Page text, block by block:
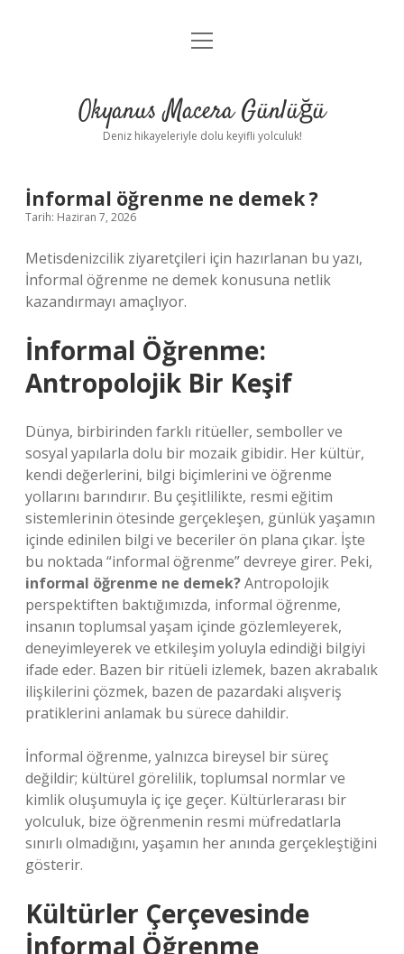
Anasayfa
Yasal Uyarı
menüyü
Okyanus Macera Günlüğü
Deniz hikayeleriyle dolu keyifli yolculuk!
İnformal öğrenme ne demek ?
Tarih: Haziran 7, 2026
Metisdenizcilik ziyaretçileri için hazırlanan bu yazı,
İnformal öğrenme ne demek konusuna netlik
kazandırmayı amaçlıyor.
İnformal Öğrenme:
Antropolojik Bir Keşif
Dünya, birbirinden farklı ritüeller, semboller ve
sosyal yapılarla dolu bir mozaik gibidir. Her kültür,
kendi değerlerini, bilgi biçimlerini ve öğrenme
yollarını barındırır. Bu çeşitlilikte, resmi eğitim
sistemlerinin ötesinde gerçekleşen, günlük yaşamın
içinde edinilen bilgi ve beceriler ön plana çıkar. İşte
bu noktada “informal öğrenme” devreye girer. Peki,
informal öğrenme ne demek?Antropolojik
perspektiften baktığımızda, informal öğrenme,
insanın toplumsal yaşam içinde gözlemleyerek,
deneyimleyerek ve etkileşim yoluyla edindiği bilgiyi
ifade eder. Bazen bir ritüeli izlemek, bazen akrabalık
ilişkilerini çözmek, bazen de pazardaki alışveriş
pratiklerini anlamak bu sürece dahildir.
İnformal öğrenme, yalnızca bireysel bir süreç
değildir; kültürel görelilik, toplumsal normlar ve
kimlik oluşumuyla iç içe geçer. Kültürlerarası bir
yolculuk, bize öğrenmenin resmi müfredatlarla
sınırlı olmadığını, yaşamın her anında gerçekleştiğini
gösterir.
Kültürler Çerçevesinde
İnformal Öğrenme